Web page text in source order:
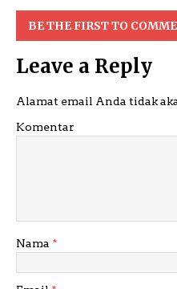
BE THE FIRST TO
Leave a Reply
Alamat email Anda tidak
Komentar
Nama *